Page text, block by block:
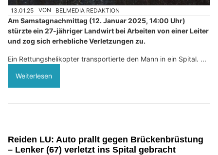
13.01.25 VON BELMEDIA REDAKTION
Am Samstagnachmittag (12. Januar 2025, 14:00 Uhr)
stürzte ein 27-jähriger Landwirt bei Arbeiten von einer Leiter
und zog sich erhebliche Verletzungen zu.
Ein Rettungshelikopter transportierte den Mann in ein Spital. ...
Weiterlesen
Reiden LU: Auto prallt gegen Brückenbrüstung
– Lenker (67) verletzt ins Spital gebracht